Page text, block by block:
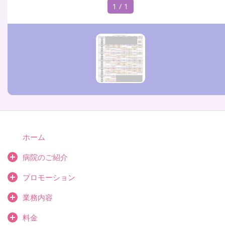
1 / 1
ホーム
病院のご紹介
プロモーション
業務内容
料金